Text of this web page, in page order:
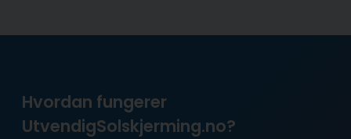
Hvordan fungerer
UtvendigSolskjerming.no?